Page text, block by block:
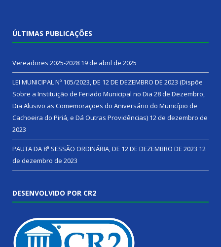
ÚLTIMAS PUBLICAÇÕES
Vereadores 2025-2028 19 de abril de 2025
LEI MUNICIPAL Nº 105/2023, DE 12 DE DEZEMBRO DE 2023 (Dispõe
Sobre a Instituição de Feriado Municipal no Dia 28 de Dezembro,
Dia Alusivo as Comemorações do Aniversário do Município de
Cachoeira do Piriá, e Dá Outras Providências) 12 de dezembro de
2023
PAUTA DA 8ª SESSÃO ORDINÁRIA, DE 12 DE DEZEMBRO DE 2023 12
de dezembro de 2023
DESENVOLVIDO POR CR2